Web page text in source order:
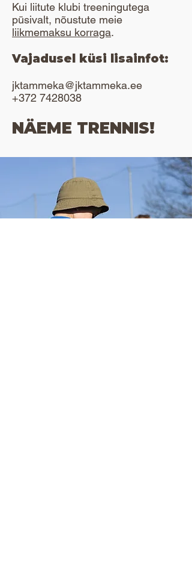
Kui liitute klubi treeningutega
püsivalt, nõustute meie
liikmemaksu korraga.
Vajadusel küsi lisainfot:
jktammeka@jktammeka.ee
+372 7428038
NÄEME TRENNIS!